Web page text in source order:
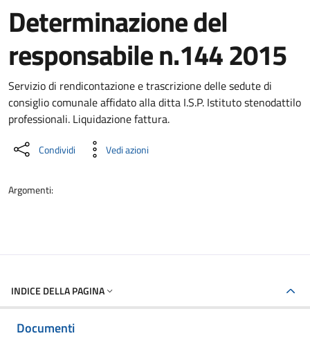
Determinazione del
responsabile n.144 2015
Dettaglio del documento
Servizio di rendicontazione e trascrizione delle sedute di
consiglio comunale affidato alla ditta I.S.P. Istituto stenodattilo
professionali. Liquidazione fattura.
Condividi Vedi azioni
Argomenti:
INDICE DELLA PAGINA
Documenti